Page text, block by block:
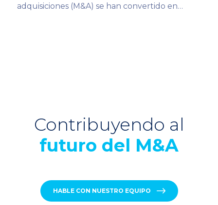
adquisiciones (M&A) se han convertido en…
Contribuyendo al
futuro del M&A
HABLE CON NUESTRO EQUIPO